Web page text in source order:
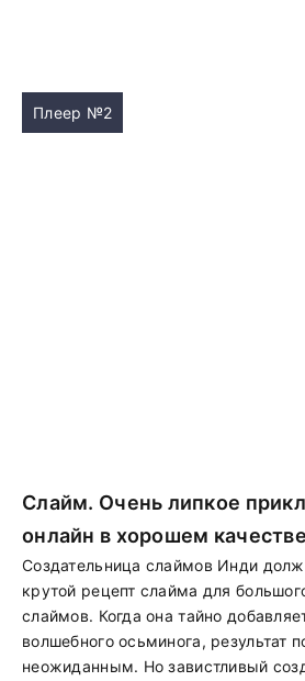
Плеер №2
Слайм. Очень липкое
онлайн в хорошем качестве
Создательница слаймов Инди
крутой рецепт слайма для
слаймов. Когда она тайно
волшебного осьминога, результат
неожиданным. Но завистливый